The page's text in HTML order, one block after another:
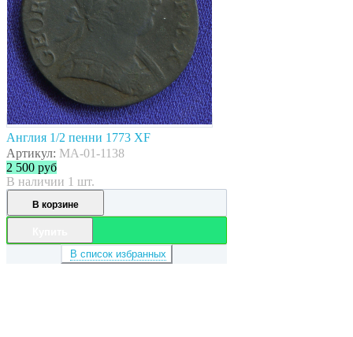
Англия 1/2 пенни 1773 XF
Артикул: MA-01-1138
2 500 руб
В наличии 1 шт.
В корзине
В список избранных